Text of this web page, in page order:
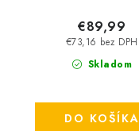
Skladom
€73,16 bez DPH
€89,99
DO KOŠÍKA